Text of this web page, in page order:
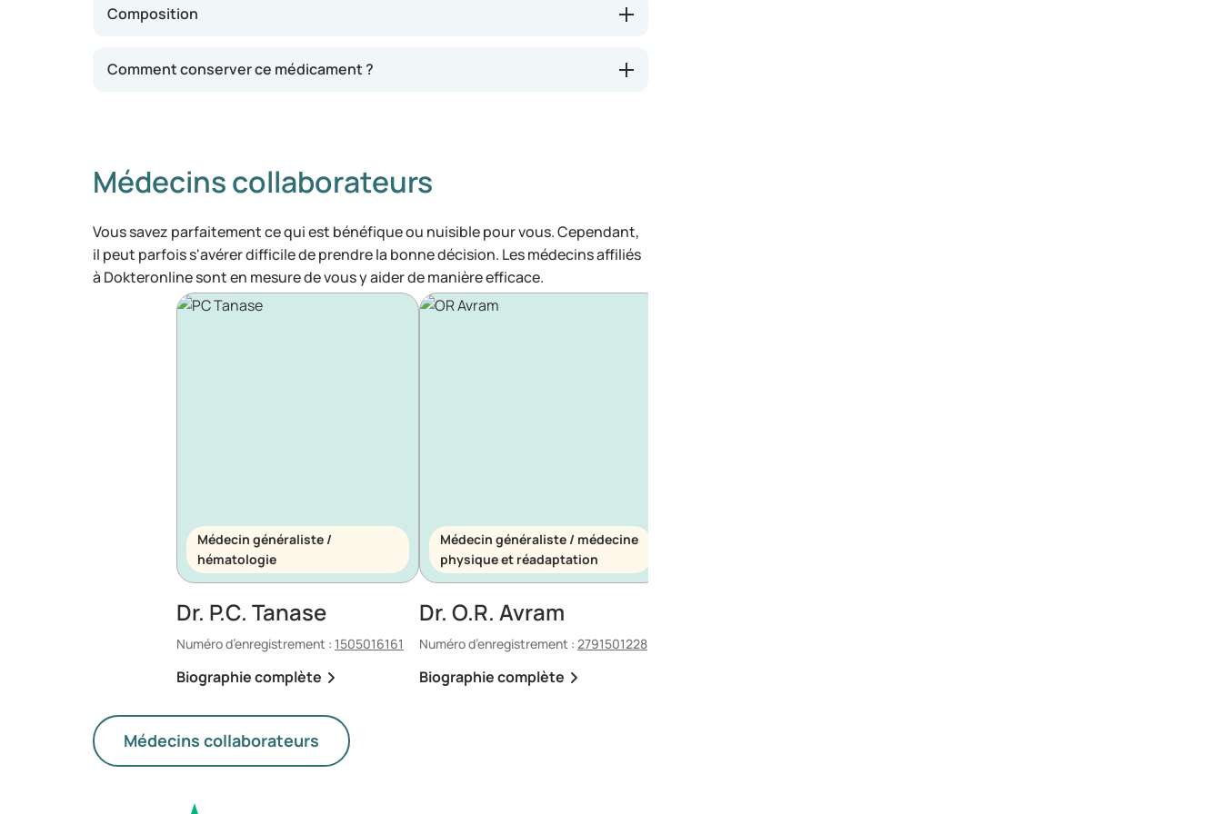
Composition
Comment conserver ce médicament ?
Médecins collaborateurs
Vous savez parfaitement ce qui est bénéfique ou nuisible pour vous. Cependant,
il peut parfois s'avérer difficile de prendre la bonne décision. Les médecins affiliés
à Dokteronline sont en mesure de vous y aider de manière efficace.
Médecin généraliste /
hématologie
Dr. P.C. Tanase
Numéro d’enregistrement : 1505016161
Biographie complète
Médecin généraliste / médecine
physique et réadaptation
Dr. O.R. Avram
Numéro d’enregistrement : 2791501228
Biographie complète
Médecins collaborateurs